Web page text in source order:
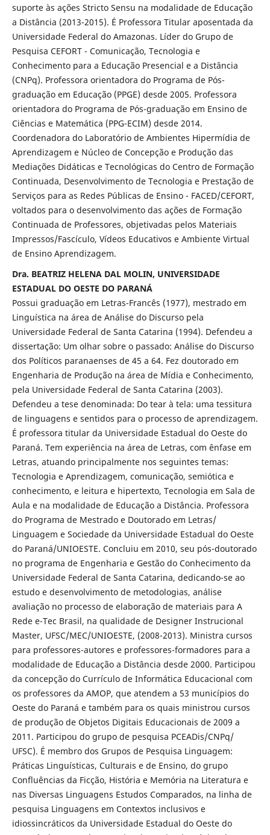
suporte às ações Stricto Sensu na modalidade de Educação
a Distância (2013-2015). É Professora Titular aposentada da
Universidade Federal do Amazonas. Líder do Grupo de
Pesquisa CEFORT - Comunicação, Tecnologia e
Conhecimento para a Educação Presencial e a Distância
(CNPq). Professora orientadora do Programa de Pós-
graduação em Educação (PPGE) desde 2005. Professora
orientadora do Programa de Pós-graduação em Ensino de
Ciências e Matemática (PPG-ECIM) desde 2014.
Coordenadora do Laboratório de Ambientes Hipermídia de
Aprendizagem e Núcleo de Concepção e Produção das
Mediações Didáticas e Tecnológicas do Centro de Formação
Continuada, Desenvolvimento de Tecnologia e Prestação de
Serviços para as Redes Públicas de Ensino - FACED/CEFORT,
voltados para o desenvolvimento das ações de Formação
Continuada de Professores, objetivadas pelos Materiais
Impressos/Fascículo, Vídeos Educativos e Ambiente Virtual
de Ensino Aprendizagem.
Dra. BEATRIZ HELENA DAL MOLIN, UNIVERSIDADE
ESTADUAL DO OESTE DO PARANÁ
Possui graduação em Letras-Francês (1977), mestrado em
Linguística na área de Análise do Discurso pela
Universidade Federal de Santa Catarina (1994). Defendeu a
dissertação: Um olhar sobre o passado: Análise do Discurso
dos Políticos paranaenses de 45 a 64. Fez doutorado em
Engenharia de Produção na área de Mídia e Conhecimento,
pela Universidade Federal de Santa Catarina (2003).
Defendeu a tese denominada: Do tear à tela: uma tessitura
de linguagens e sentidos para o processo de aprendizagem.
É professora titular da Universidade Estadual do Oeste do
Paraná. Tem experiência na área de Letras, com ênfase em
Letras, atuando principalmente nos seguintes temas:
Tecnologia e Aprendizagem, comunicação, semiótica e
conhecimento, e leitura e hipertexto, Tecnologia em Sala de
Aula e na modalidade de Educação a Distância. Professora
do Programa de Mestrado e Doutorado em Letras/
Linguagem e Sociedade da Universidade Estadual do Oeste
do Paraná/UNIOESTE. Concluiu em 2010, seu pós-doutorado
no programa de Engenharia e Gestão do Conhecimento da
Universidade Federal de Santa Catarina, dedicando-se ao
estudo e desenvolvimento de metodologias, análise
avaliação no processo de elaboração de materiais para A
Rede e-Tec Brasil, na qualidade de Designer Instrucional
Master, UFSC/MEC/UNIOESTE, (2008-2013). Ministra cursos
para professores-autores e professores-formadores para a
modalidade de Educação a Distância desde 2000. Participou
da concepção do Currículo de Informática Educacional com
os professores da AMOP, que atendem a 53 municípios do
Oeste do Paraná e também para os quais ministrou cursos
de produção de Objetos Digitais Educacionais de 2009 a
2011. Participou do grupo de pesquisa PCEADis/CNPq/
UFSC). É membro dos Grupos de Pesquisa Linguagem:
Práticas Linguísticas, Culturais e de Ensino, do grupo
Confluências da Ficção, História e Memória na Literatura e
nas Diversas Linguagens Estudos Comparados, na linha de
pesquisa Linguagens em Contextos inclusivos e
idiossincráticos da Universidade Estadual do Oeste do